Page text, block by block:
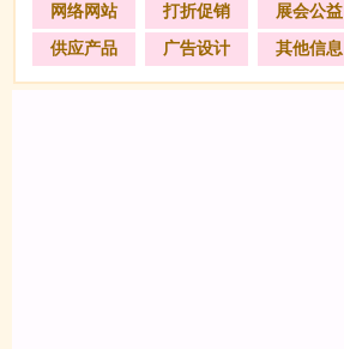
网络网站 打折促销 展会公益
供应产品 广告设计 其他信息